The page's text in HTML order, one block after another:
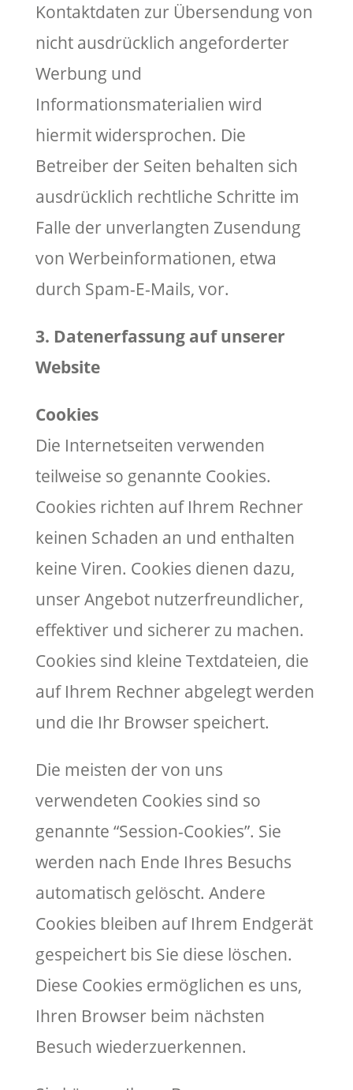
Kontaktdaten zur Übersendung von
nicht ausdrücklich angeforderter
Werbung und
Informationsmaterialien wird
hiermit widersprochen. Die
Betreiber der Seiten behalten sich
ausdrücklich rechtliche Schritte im
Falle der unverlangten Zusendung
von Werbeinformationen, etwa
durch Spam-E-Mails, vor.
3. Datenerfassung auf unserer
Website
Cookies
Die Internetseiten verwenden
teilweise so genannte Cookies.
Cookies richten auf Ihrem Rechner
keinen Schaden an und enthalten
keine Viren. Cookies dienen dazu,
unser Angebot nutzerfreundlicher,
effektiver und sicherer zu machen.
Cookies sind kleine Textdateien, die
auf Ihrem Rechner abgelegt werden
und die Ihr Browser speichert.
Die meisten der von uns
verwendeten Cookies sind so
genannte “Session-Cookies”. Sie
werden nach Ende Ihres Besuchs
automatisch gelöscht. Andere
Cookies bleiben auf Ihrem Endgerät
gespeichert bis Sie diese löschen.
Diese Cookies ermöglichen es uns,
Ihren Browser beim nächsten
Besuch wiederzuerkennen.